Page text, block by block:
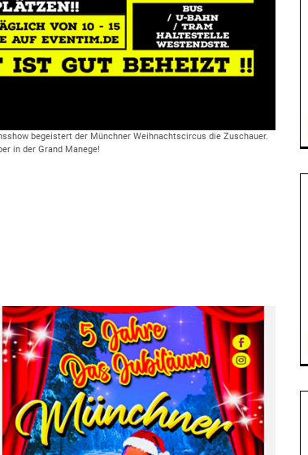
begeistert der Münchner Weihnachtscircus die Zuschauer.
in der Grand Manege!